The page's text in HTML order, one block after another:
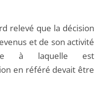
relevé que la décision
et de son activité
à laquelle est
en référé devait être